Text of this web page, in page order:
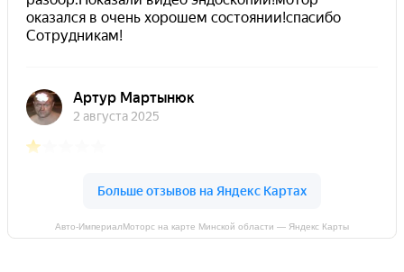
Авто-ИмпериалМоторс на карте Минской области — Яндекс Карты